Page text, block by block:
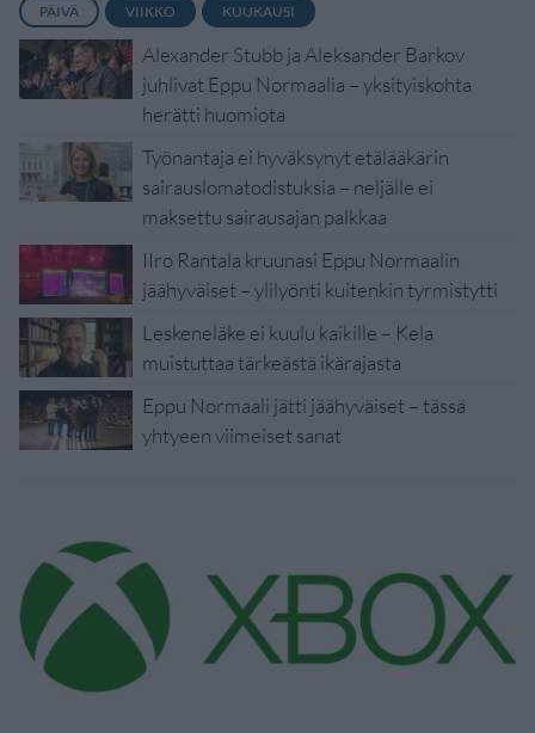
PÄIVÄ VIIKKO KUUKAUSI
Alexander Stubb ja Aleksander Barkov
juhlivat Eppu Normaalia – yksityiskohta
herätti huomiota
Työnantaja ei hyväksynyt etälääkärin
sairauslomatodistuksia – neljälle ei
maksettu sairausajan palkkaa
IIro Rantala kruunasi Eppu Normaalin
jäähyväiset – ylilyönti kuitenkin tyrmistytti
Leskeneläke ei kuulu kaikille – Kela
muistuttaa tärkeästä ikärajasta
Eppu Normaali jätti jäähyväiset – tässä
yhtyeen viimeiset sanat